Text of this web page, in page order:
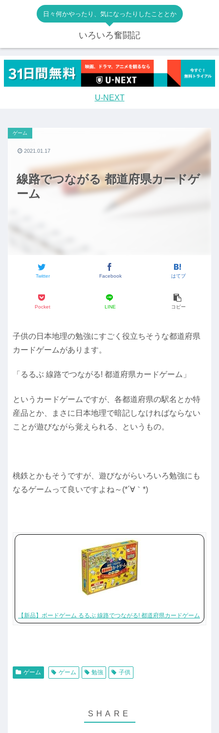
日々何かやったり、気になったりしたこととか
いろいろ奮闘記
U-NEXT
線路でつながる 都道府県カードゲ
ーム
ゲーム
Twitter Facebook はてブ
Pocket LINE コピー
2021.01.17
子供の日本地理の勉強にすごく役立ちそうな都道府県
カードゲームがあります。
「るるぶ 線路でつながる! 都道府県カードゲーム」
というカードゲームですが、各都道府県の駅名とか特
産品とか、まさに日本地理で暗記しなければならない
ことが遊びながら覚えられる、というもの。
桃鉄とかもそうですが、遊びながらいろいろ勉強にも
なるゲームって良いですよね～(*´∀｀*)
【新品】ボードゲーム るるぶ 線路でつながる! 都道府県カードゲーム
ゲーム ゲーム 勉強 子供